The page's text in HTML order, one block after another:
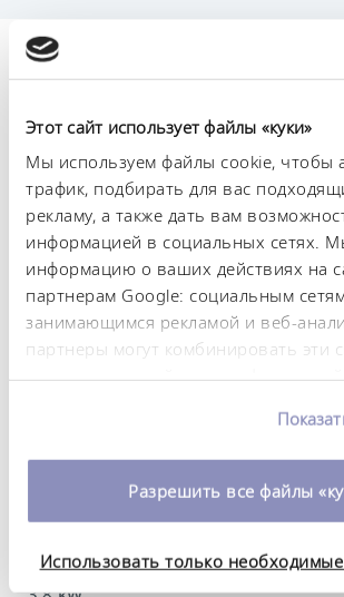
Этот сайт использует файлы «куки»
Мы используем файлы cookie, чтобы
трафик, подбирать для вас
рекламу, а также дать вам
информацией в социальных сетях.
информацию о ваших действиях на
партнерам Google: социальным
занимающимся рекламой и веб-
партнеры могут комбинировать эти
предоставленной вами
использовании вами их сервисов.
изменить или отозвать свое
время. Более подробную
можете найти в нашей
политике
Разрешить все файлы
Использовать только
Технические
характеристики
DIN 12876)
Диапазон рабочих температур
-90 ... 200 °C
Рабочий диапазон температур
Диапазон температуры
5 ... 40 °C
Постоянство температурного
0,01 ± K
Heating_range
2.8 ... 3.7 kW
Потребляемая мощность, макс.